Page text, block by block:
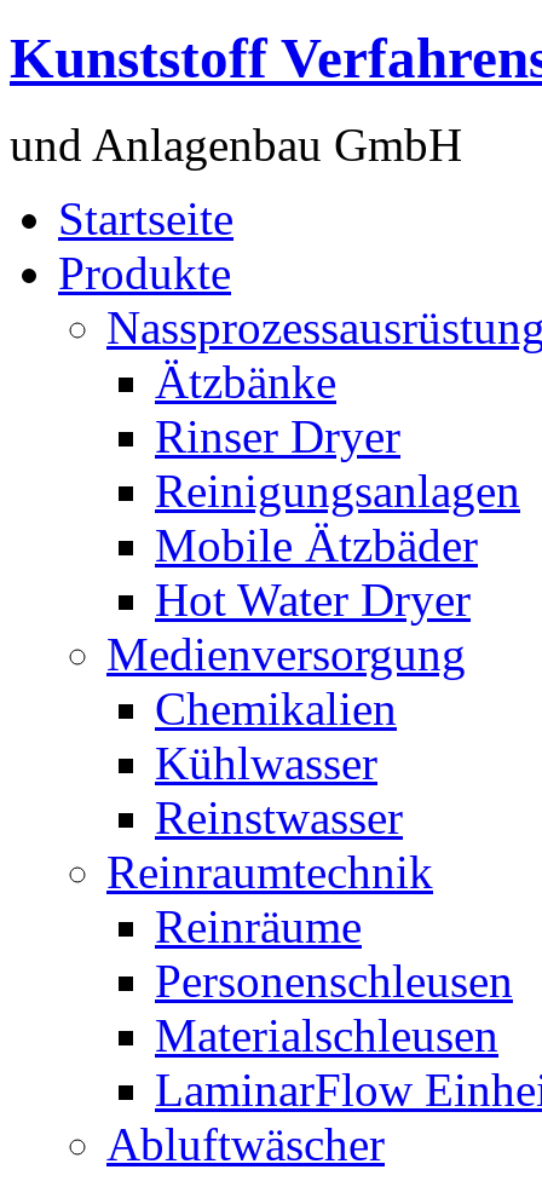
Kunststoff
und Anlagenbau GmbH
Startseite
Produkte
Ätzbänke
Rinser Dryer
Reinigungsanlagen
Mobile Ätzbäder
Hot Water Dryer
Medienversorgung
Chemikalien
Kühlwasser
Reinstwasser
Reinraumtechnik
Reinräume
Personenschleusen
Materialschleusen
LaminarFlow
Abluftwäscher